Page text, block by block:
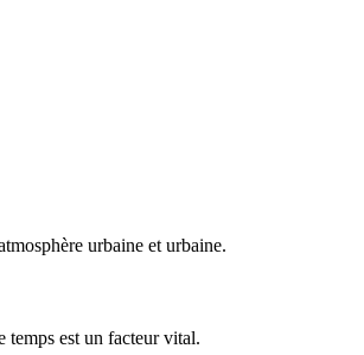
urbaine et urbaine.
temps est un facteur vital.